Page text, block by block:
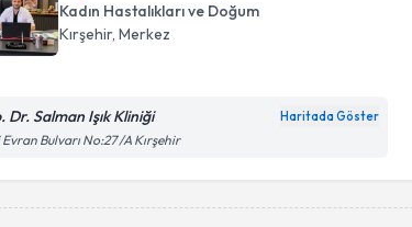
Kadın Hastalıkları ve Doğum
Kırşehir, Merkez
Dr. Salman Işık Kliniği Haritada Göster
Bulvarı No:27 /A Kırşehir